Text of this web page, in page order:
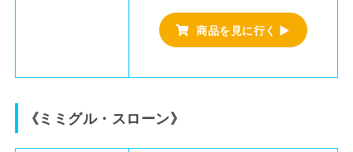
商品を見に行く ▶
《ミミグル・スローン》